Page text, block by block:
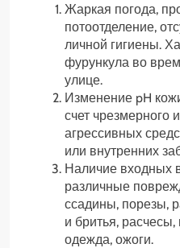
Жаркая погода,
потоотделение,
личной гигиены.
фурункула во
улице.
Изменение pH
счет чрезмерного
агрессивных
или внутренних
Наличие входных
различные
ссадины, порезы,
и бритья,
одежда, ожоги.